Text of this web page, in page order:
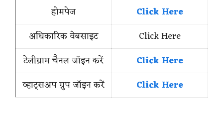
होमपेज
Click Here
अधिकारिक वेबसाइट
Click Here
टेलीग्राम चैनल जॉइन करें
Click Here
व्हाट्सअप ग्रुप जॉइन करें
Click Here